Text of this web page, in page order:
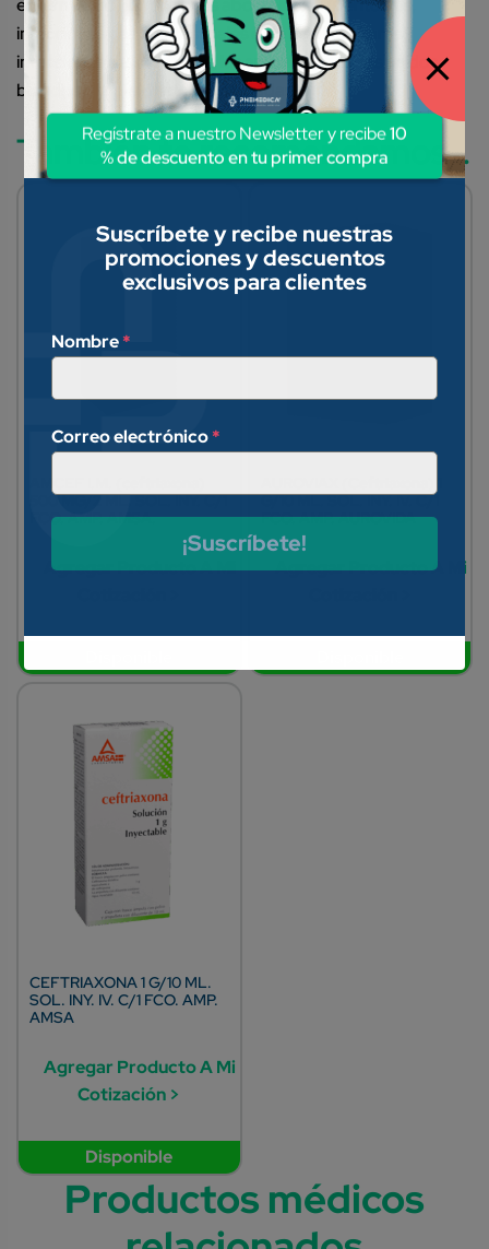
enfermedad); infecciones abdominales (peritonitis,
infecciones gastrointestinales o de las vías biliares);
infecciones de los huesos, las articulaciones, los tejidos
blandos o la piel; heridas infectadas.
También te recomendamos…
500 MG/2 ML. SOL. INY. C/1
FCO. AMP. AMSA.
Agregar Producto A Mi
G/10 ML. SOL. INY. IV. C/1
FCO. AMP. AUROVIDA
Agregar Producto A Mi
Disponible
CEFTRIAXONA 1 G/10 ML.
SOL. INY. IV. C/1 FCO. AMP.
AMSA
Agregar Producto A Mi
Cotización >
Suscríbete y recibe nuestras
promociones y descuentos
exclusivos para clientes
Nombre*
Correo electrónico*
¡Suscríbete!
Regístrate a nuestro Newsletter y recibe10
% de descuento en tu primer compra